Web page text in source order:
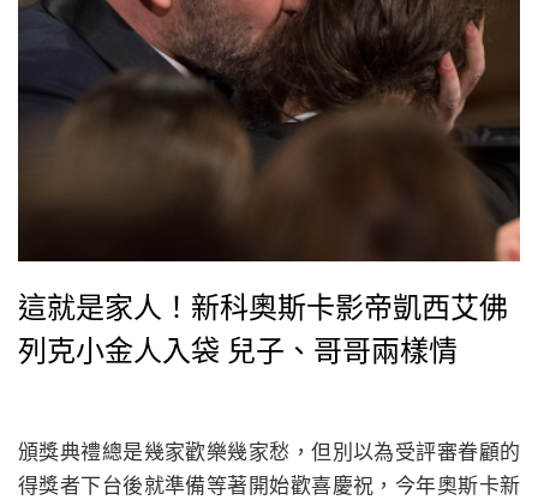
這就是家人！新科奧斯卡影帝凱西艾佛
列克小金人入袋 兒子、哥哥兩樣情
頒獎典禮總是幾家歡樂幾家愁，但別以為受評審眷顧的
得獎者下台後就準備等著開始歡喜慶祝，今年奧斯卡新